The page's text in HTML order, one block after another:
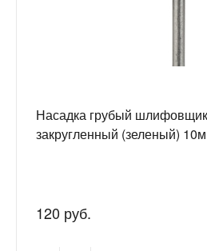
Насадка грубый
закругленный (зеленый)
120 руб.